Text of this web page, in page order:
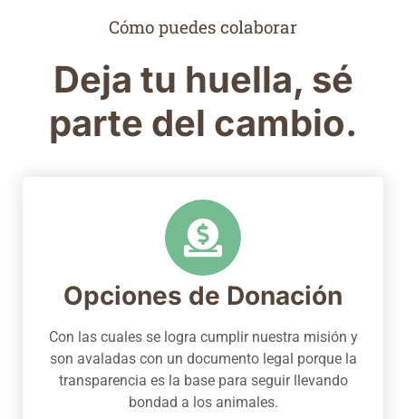
Cómo puedes colaborar
Deja tu huella, sé
parte del cambio.
Opciones de Donación
Con las cuales se logra cumplir nuestra misión y
son avaladas con un documento legal porque la
transparencia es la base para seguir llevando
bondad a los animales.